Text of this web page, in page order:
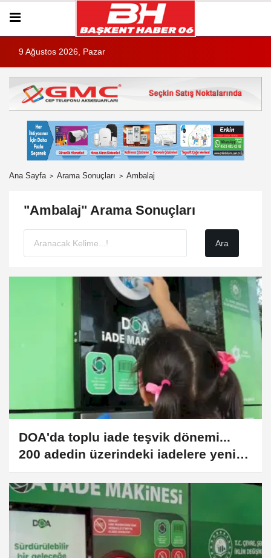
9 Ağustos 2026, Pazar
Ana Sayfa Arama Sonuçları Ambalaj
"Ambalaj" Arama Sonuçları
DOA'da toplu iade teşvik dönemi...
200 adedin üzerindeki iadelere yeni
teşvik